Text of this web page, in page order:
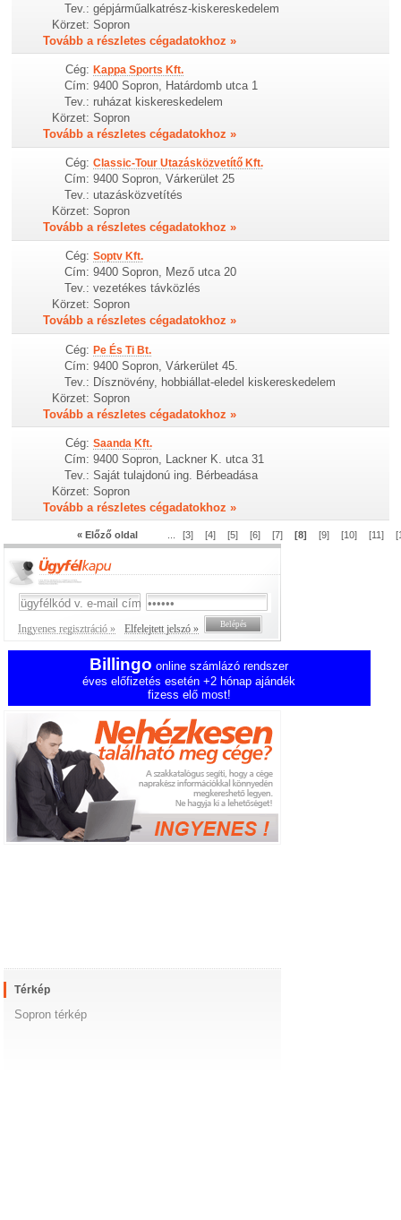
Tev.: gépjárműalkatrész-kiskereskedelem
Körzet: Sopron
Tovább a részletes cégadatokhoz »
Cég: Kappa Sports Kft.
Cím: 9400 Sopron, Határdomb utca 1
Tev.: ruházat kiskereskedelem
Körzet: Sopron
Tovább a részletes cégadatokhoz »
Cég: Classic-Tour Utazásközvetítő Kft.
Cím: 9400 Sopron, Várkerület 25
Tev.: utazásközvetítés
Körzet: Sopron
Tovább a részletes cégadatokhoz »
Cég: Soptv Kft.
Cím: 9400 Sopron, Mező utca 20
Tev.: vezetékes távközlés
Körzet: Sopron
Tovább a részletes cégadatokhoz »
Cég: Pe És Ti Bt.
Cím: 9400 Sopron, Várkerület 45.
Tev.: Dísznövény, hobbiállat-eledel kiskereskedelem
Körzet: Sopron
Tovább a részletes cégadatokhoz »
Cég: Saanda Kft.
Cím: 9400 Sopron, Lackner K. utca 31
Tev.: Saját tulajdonú ing. Bérbeadása
Körzet: Sopron
Tovább a részletes cégadatokhoz »
« Előző oldal [3] [4] [5] [6] [7] [8] [9] [10] [11]
Ingyenes regisztráció » Elfelejtett jelszó »
Billingo online számlázó rendszer
éves előfizetés esetén +2 hónap ajándék
fizess elő most!
Térkép
Sopron térkép